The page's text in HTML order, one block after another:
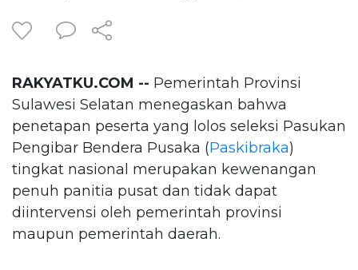
RAKYATKU.COM -- Pemerintah Provinsi
Sulawesi Selatan menegaskan bahwa
penetapan peserta yang lolos seleksi Pasukan
Pengibar Bendera Pusaka (Paskibraka)
tingkat nasional merupakan kewenangan
penuh panitia pusat dan tidak dapat
diintervensi oleh pemerintah provinsi
maupun pemerintah daerah.